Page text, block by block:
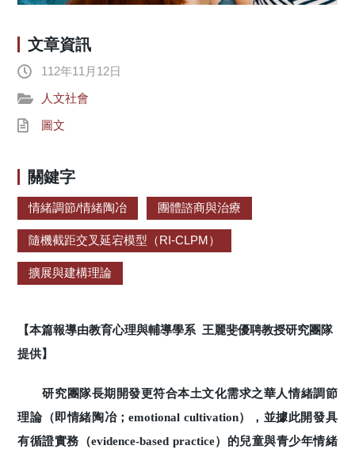
文章資訊
112年11月12日
人文社會
圖文
關鍵字
情緒調節/情緒陶冶 團體諮商與治療
隨機截距交叉延宕模型（RI-CLPM）
擴展與建構理論
【本篇報導由教育心理與輔導學系 王麗斐優聘教授研究團隊
提供】
研究團隊長期開發更符合本土文化需求之華人情緒調節
理論（即情緒陶冶；emotional cultivation），並據此開發具
有循證實務（evidence-based practice）的兒童與青少年情緒